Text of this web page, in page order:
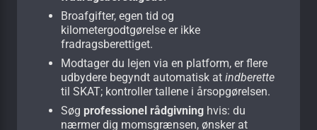
Broafgifter, egen tid og
kilometergodtgørelse er ikke
fradragsberettiget.
Modtager du lejen via en platform, er flere
udbydere begyndt automatisk at indberette
til SKAT; kontroller tallene i årsopgørelsen.
Søg professionel rådgivning hvis: du
nærmer dig momsgrænsen, ønsker at